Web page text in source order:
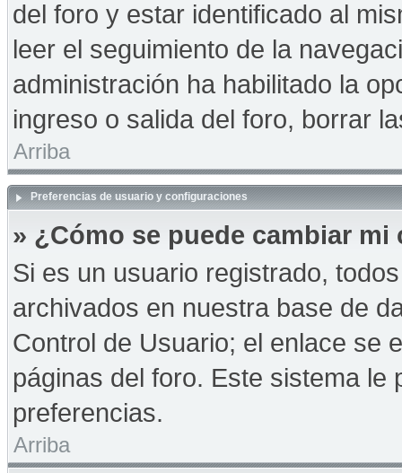
del foro y estar identificado al
leer el seguimiento de la
administración ha habilitado la
ingreso o salida del foro, borrar
Arriba
Preferencias de usuario y configuraciones
» ¿Cómo se puede cambiar
Si es un usuario registrado,
archivados en nuestra base de
Control de Usuario; el enlace se
páginas del foro. Este sistema
preferencias.
Arriba